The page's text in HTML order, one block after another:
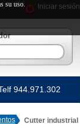
su uso.
Iniciar sesión
944.971.302
Cutter industrial